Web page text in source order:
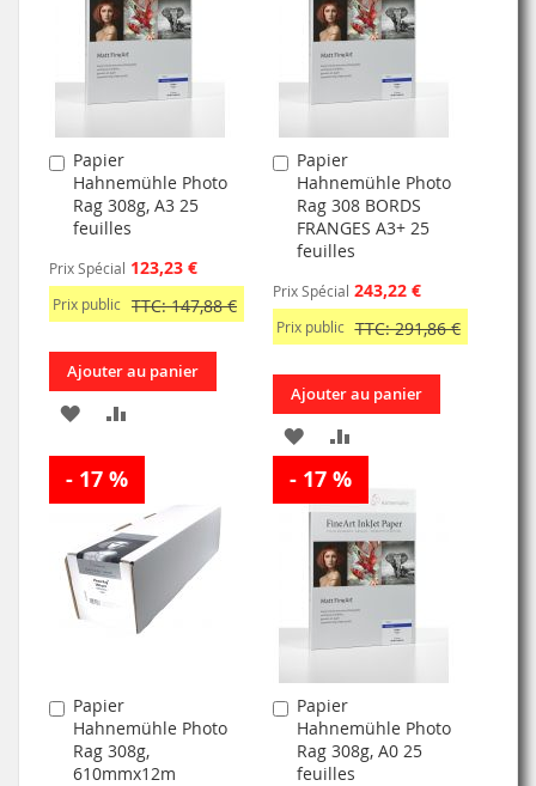
LISTE
D’ENVIE
LISTE
D’ENVIE
Papier
Hahnemühle Photo
Rag 308g, A3 25
feuilles
Prix Spécial 123,23 €
Prix public TTC: 147,88 €
Ajouter
au
panier
Ajouter au panier
AJOUTER
À
MA
LISTE
D’ENVIE
AU
COMPARATEUR
Papier
Hahnemühle Photo
Rag 308 BORDS
FRANGES A3+ 25
feuilles
Prix Spécial 243,22 €
Prix public TTC: 291,86 €
Ajouter
au
panier
Ajouter au panier
AJOUTER
À
MA
LISTE
D’ENVIE
AU
COMPARATEUR
- 17 %
Papier
Hahnemühle Photo
Rag 308g,
610mmx12m
Ajouter
au
panier
- 17 %
Papier
Hahnemühle Photo
Rag 308g, A0 25
feuilles
Ajouter
au
panier